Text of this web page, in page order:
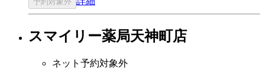
スマイリー薬局天神町店
ネット予約対象外